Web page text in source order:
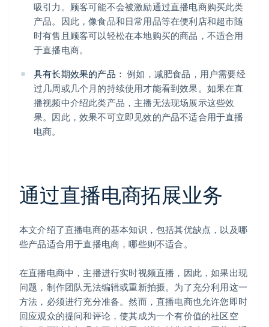
吸引力。顾客可能不会被激励通过直播电商购买此类
产品。因此，像食品和日常用品等在便利店和超市随
时有售且顾客可以轻松在本地购买的商品，不适合用
于直播电商。
具有长期效果的产品： 例如，减肥食品，用户需要经
过几周或几个月的持续使用才能看到效果。如果在直
播视频中介绍此类产品，主播无法现场展示这些效
果。因此，效果不可立即见效的产品不适合用于直播
电商。
通过直播电商拓展业务
本文介绍了直播电商的基本知识，包括其优缺点，以及哪
些产品适合用于直播电商，哪些则不适合。
在直播电商中，主播进行实时视频直播，因此，如果出现
问题，制作团队无法编辑或重新拍摄。为了充分利用这一
方法，必须进行充分准备。然而，直播电商也允许您即时
回应观众的提问和评论，使其成为一个有价值的社区空